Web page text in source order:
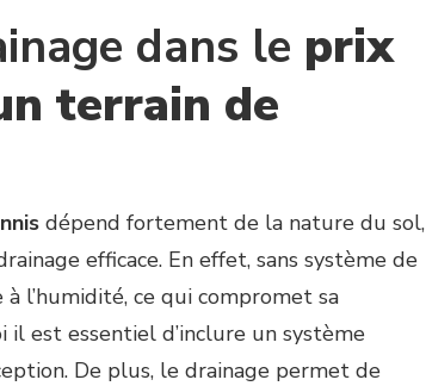
dans le prix
terrain de
dépend fortement de la nature du sol,
efficace. En effet, sans système de
l’humidité, ce qui compromet sa
est essentiel d’inclure un système
De plus, le drainage permet de